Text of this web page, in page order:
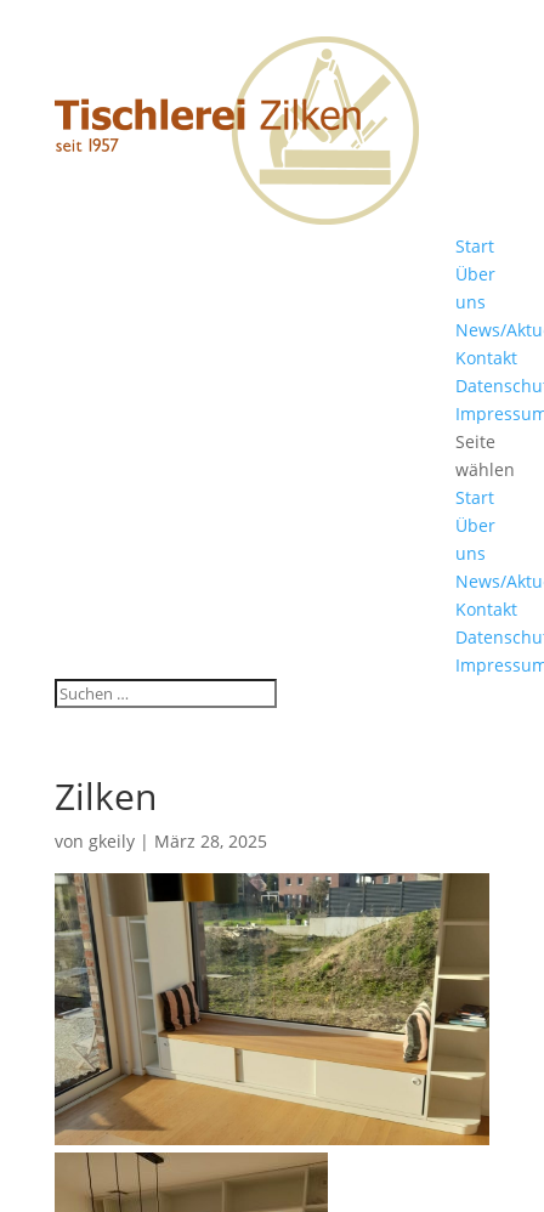
Start
Über
uns
News/
Kontakt
Seite
wählen
Start
Über
uns
News/
Kontakt
Zilken
von gkeily| März 28, 2025